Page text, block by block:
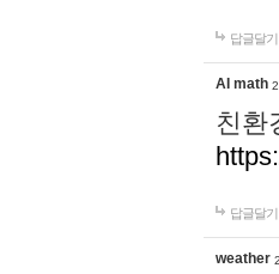
답글달기
AI math
친환
답글달기
weather